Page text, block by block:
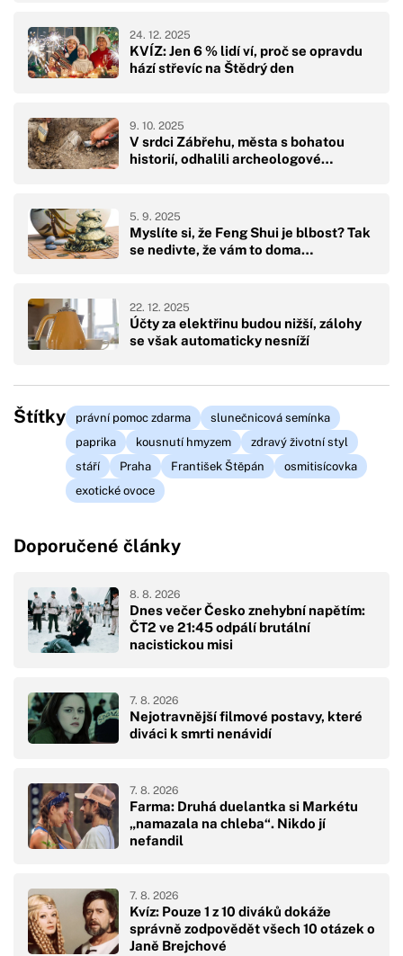
KVÍZ: Jen 6 % lidí ví, proč se opravdu
hází střevíc na Štědrý den
24. 12. 2025
V srdci Zábřehu, města s bohatou
historií, odhalili archeologové…
9. 10. 2025
Myslíte si, že Feng Shui je blbost? Tak
se nedivte, že vám to doma…
5. 9. 2025
Účty za elektřinu budou nižší, zálohy
se však automaticky nesníží
22. 12. 2025
Štítky právní pomoc zdarma
slunečnicová semínka
paprika
kousnutí hmyzem
zdravý životní styl
stáří
Praha František Štěpán
osmitisícovka
exotické ovoce
Doporučené články
Dnes večer Česko znehybní napětím:
ČT2 ve 21:45 odpálí brutální
nacistickou misi
8. 8. 2026
Nejotravnější filmové postavy, které
diváci k smrti nenávidí
7. 8. 2026
Farma: Druhá duelantka si Markétu
„namazala na chleba“. Nikdo jí
nefandil
7. 8. 2026
Kvíz: Pouze 1 z 10 diváků dokáže
správně zodpovědět všech 10 otázek o
Janě Brejchové
7. 8. 2026